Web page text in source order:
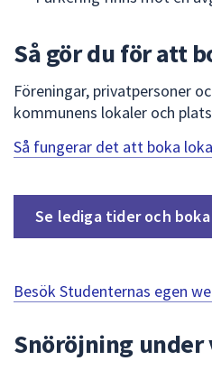
Så gör du för att
Föreningar, privatpersoner
kommunens lokaler och
Så fungerar det att boka
Se lediga tider och boka
Besök Studenternas egen
Snöröjning